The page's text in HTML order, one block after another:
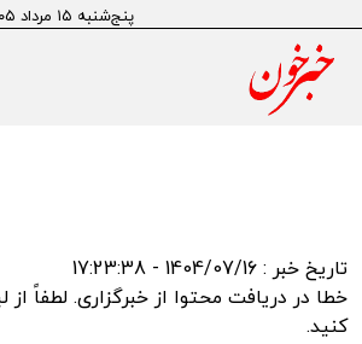
پنج‌شنبه ۱۵ مرداد ۱۴۰۵ ۲۱:۵۳ ب ظ
problem: self signed certificate in
certificate chain
تاریخ خبر : 1404/07/16 - 17:23:38
خطا در دریافت محتوا از خبرگزاری. لطفاً از
کنید.